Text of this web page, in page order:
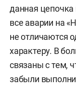
данная цепочка
все аварии на
не отличаются
характеру. В
связаны с тем,
забыли